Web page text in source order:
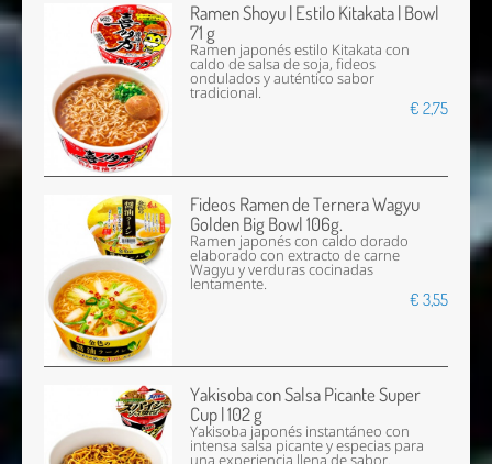
Ramen Shoyu | Estilo Kitakata | Bowl
71 g
Ramen japonés estilo Kitakata con
caldo de salsa de soja, fideos
ondulados y auténtico sabor
tradicional.
€ 2,75
Fideos Ramen de Ternera Wagyu
Golden Big Bowl 106g.
Ramen japonés con caldo dorado
elaborado con extracto de carne
Wagyu y verduras cocinadas
lentamente.
€ 3,55
Yakisoba con Salsa Picante Super
Cup | 102 g
Yakisoba japonés instantáneo con
intensa salsa picante y especias para
una experiencia llena de sabor.